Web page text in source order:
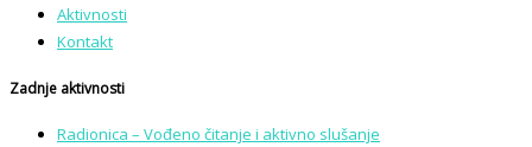
Aktivnosti
Kontakt
Zadnje aktivnosti
Radionica – Vođeno čitanje i aktivno slušanje